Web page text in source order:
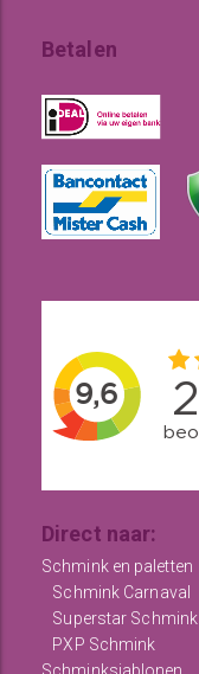
Betalen
Direct naar:
Schmink en paletten
Schmink Carnaval
Superstar Schmink
PXP Schmink